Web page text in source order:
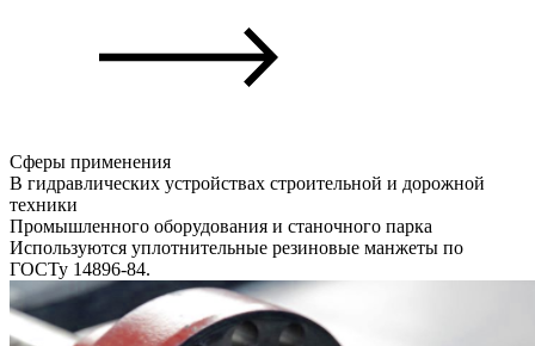
Сферы применения
В гидравлических устройствах строительной и дорожной
техники
Промышленного оборудования и станочного парка
Используются уплотнительные резиновые манжеты по
ГОСТу 14896-84.